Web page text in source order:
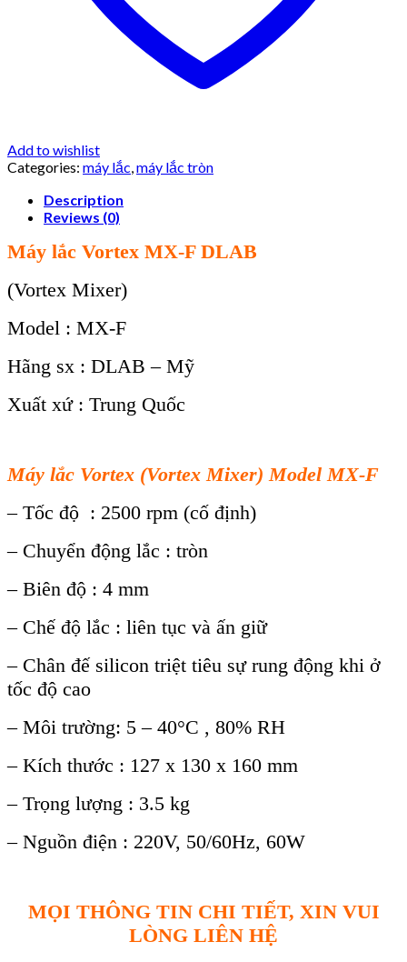
Add to wishlist
Categories: máy lắc,máy lắc tròn
Description
Reviews (0)
Máy lắc Vortex MX-F DLAB
(Vortex Mixer)
Model : MX-F
Hãng sx : DLAB – Mỹ
Xuất xứ : Trung Quốc
Máy lắc Vortex (Vortex Mixer) Model MX-F
– Tốc độ : 2500 rpm (cố định)
– Chuyển động lắc : tròn
– Biên độ : 4 mm
– Chế độ lắc : liên tục và ấn giữ
– Chân đế silicon triệt tiêu sự rung động khi ở
tốc độ cao
– Môi trường: 5 – 40°C , 80% RH
– Kích thước : 127 x 130 x 160 mm
– Trọng lượng : 3.5 kg
– Nguồn điện : 220V, 50/60Hz, 60W
MỌI THÔNG TIN CHI TIẾT, XIN VUI
LÒNG LIÊN HỆ